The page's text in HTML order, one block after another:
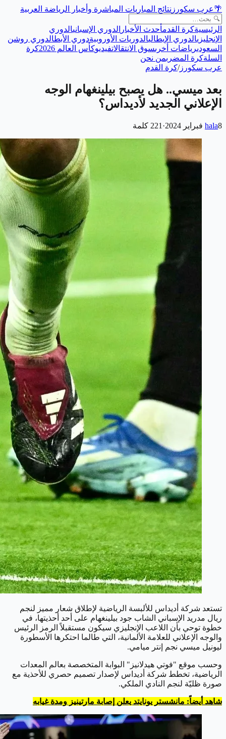
🌴عرب سكورز نتائج المباريات المباشرة وأخبار الرياضة العربية
الرئيسيةكرة القدمأحدث الأخبار الدوري الإسبانيالدوري
الإنجليزيالدوري الإيطاليالدوريات الأوروبيةدوري الأبطالدوري روشن
السعوديرياضات أخرىسوق الانتقالاتفيديوكأس العالم 2026
كرة
السلةكرة المضربمن نحن
عرب سكورز/كرة القدم
بعد ميسي.. هل يصبح بيلينغهام الوجه
الإعلاني الجديد لأديداس؟
hala8 فبراير 2024 ·
221 كلمة
تستعد شركة أديداس للألبسة الرياضية لإطلاق شعار مميز لنجم
ريال مدريد الإسباني الشاب جود بيلينغهام على أحد أحذيتها، في
خطوة توحي بأن اللاعب الإنجليزي سيكون مستقبلاً الرمز الرئيس
والوجه الإعلاني للعلامة الألمانية، التي طالما احتكرها الأسطورة
ليونيل ميسي نجم إنتر ميامي.
وحسب موقع "فوتي هيدلانيز" البوابة المتخصصة بعالم المعدات
الرياضية، تخطط شركة أديداس لإصدار تصميم حصري للأحذية مع
صورة ظليّة لنجم النادي الملكي.
شاهد أيضاً: مانشستر يونايتد يعلن إصابة مارتينيز ومدة غيابه